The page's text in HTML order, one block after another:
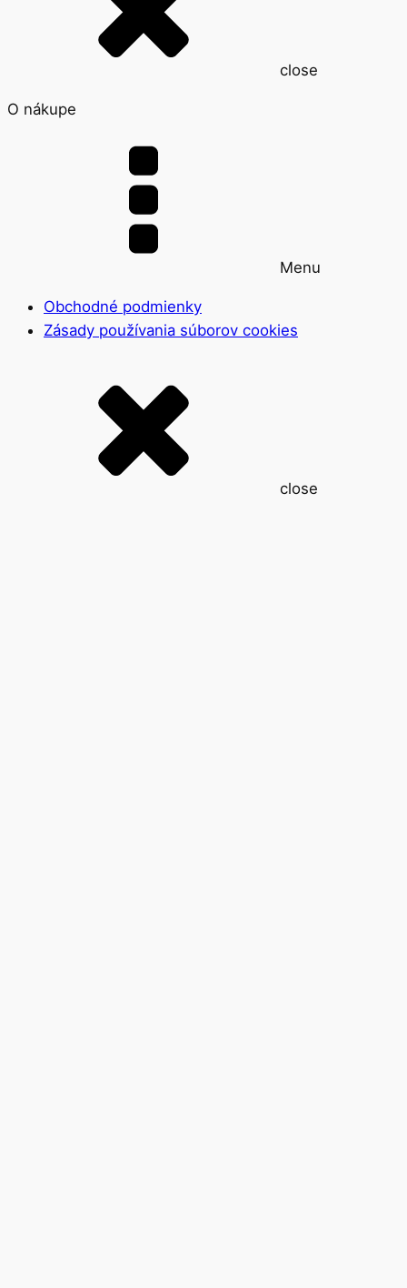
close
O nákupe
Menu
Obchodné podmienky
Zásady používania súborov cookies
close